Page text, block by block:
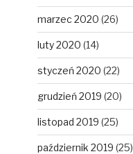
marzec 2020 (26)
luty 2020 (14)
styczeń 2020 (22)
grudzień 2019 (20)
listopad 2019 (25)
październik 2019 (25)